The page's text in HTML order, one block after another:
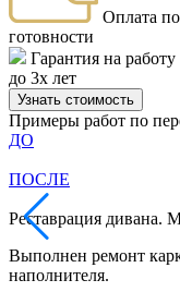
Оплата
готовности
Гарантия на работу
до 3х лет
Узнать стоимость
Примеры работ по
ДО
ПОСЛЕ
Реставрация дивана.
Выполнен ремонт
наполнителя.